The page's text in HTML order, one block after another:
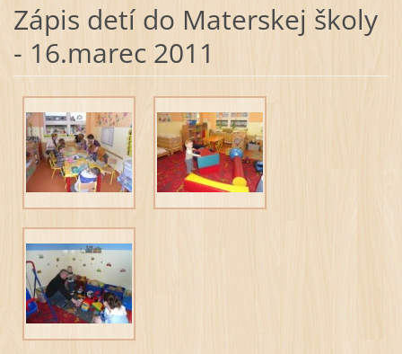
Zápis detí do Materskej školy
- 16.marec 2011